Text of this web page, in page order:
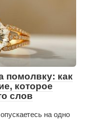
помолвку: как
которое
слов
на одно